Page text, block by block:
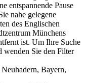
entspannende Pause
nahe gelegene
des Englischen
Münchens
ist. Um Ihre Suche
wenden Sie den Filter
Bayern,